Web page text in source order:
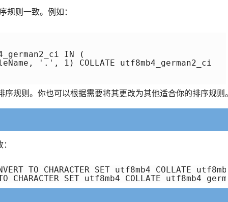
规则一致。例如：
IN (
'.', 1) COLLATE utf8mb4_german2_ci
序规则。你也可以根据需要将其更改为其他适合你的排序规则
TO CHARACTER SET utf8mb4 COLLATE